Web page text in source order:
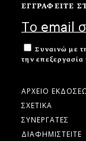
ΕΓΓΡΑΦΕΙΤΕ
Συναινώ με
την
ΑΡΧΕΙΟ
ΣΧΕΤΙΚΑ
ΣΥΝΕΡΓΑΤΕΣ
ΔΙΑΦΗΜΙΣΤΕΙΤΕ